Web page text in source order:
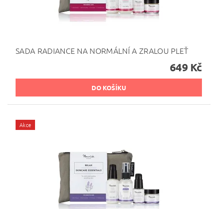
SADA RADIANCE NA NORMÁLNÍ A ZRALOU PLEŤ
649 Kč
Akce